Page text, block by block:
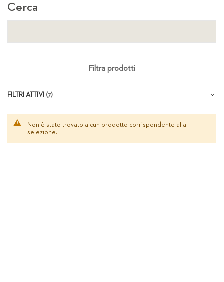
Non è stato trovato alcun prodotto corrispondente alla
selezione.
Cerca
Filtra prodotti
FILTRI ATTIVI